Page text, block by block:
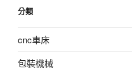
分類
cnc車床
包裝機械